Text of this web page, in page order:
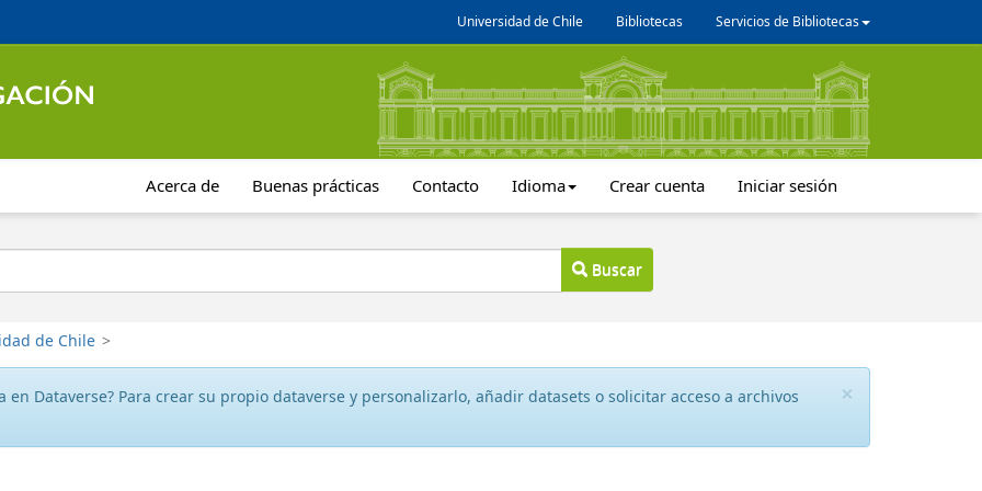
Universidad de Chile Bibliotecas Servicios de Bibliotecas
Acerca de Buenas prácticas Contacto Idioma Crear cuenta Iniciar sesión
Buscar
de Chile >
×
en Dataverse? Para crear su propio dataverse y personalizarlo, añadir datasets o solicitar acceso a archivos